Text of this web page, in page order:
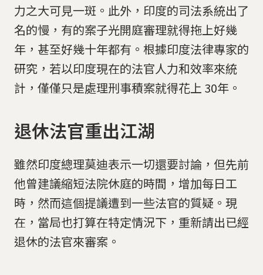
力之大可見一斑。此外，印度的司法系統出了
名的慢，有的案子光開庭審理就得拖上好幾
年，甚至好幾十年都有。根據印度法律專家的
研究，若以印度現在的法官人力和效率來統
計，僅僅只是處理刑事積案就得花上 30年。
退休法官重出江湖
雖然印度總理莫迪表示一切還要討論，但先前
他曾建議縮短法院休庭的時間，增加每日工
時，然而這個提議遭到一些法官的質疑。現
在，當局也打算在特定情況下，重新請出已經
退休的法官來審案。